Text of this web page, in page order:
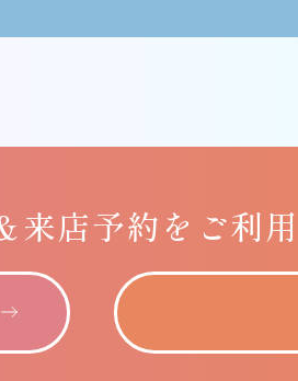
来店予約をご利